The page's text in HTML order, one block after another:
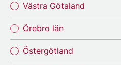
Västra Götaland
Örebro län
Östergötland